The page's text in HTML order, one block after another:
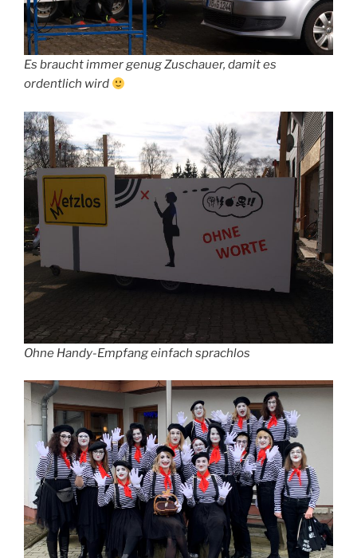
Es braucht immer genug Zuschauer, damit es
ordentlich wird
Ohne Handy-Empfang einfach sprachlos